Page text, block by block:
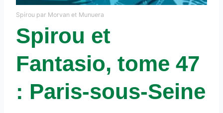
Spirou par Morvan et Munuera
Spirou et
Fantasio, tome 47
: Paris-sous-Seine